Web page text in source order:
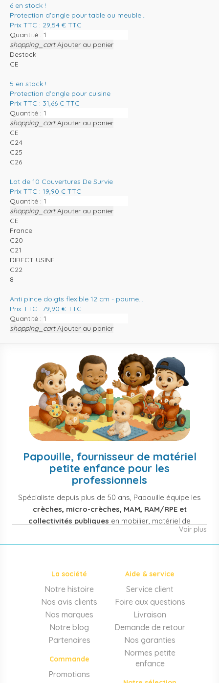
6 en stock !
Protection d'angle pour table ou meuble...
Prix TTC : 29,54 € TTC
Quantité :
shopping_cart Ajouter au panier
Destock
CE
5 en stock !
Protection d'angle pour cuisine
Prix TTC : 31,66 € TTC
Quantité :
shopping_cart Ajouter au panier
CE
C24
C25
C26
Lot de 10 Couvertures De Survie
Prix TTC : 19,90 € TTC
Quantité :
shopping_cart Ajouter au panier
CE
France
C20
C21
DIRECT USINE
C22
8
Anti pince doigts flexible 12 cm - paume...
Prix TTC : 79,90 € TTC
Quantité :
shopping_cart Ajouter au panier
Papouille, fournisseur de matériel
petite enfance pour les
professionnels
Spécialiste depuis plus de 50 ans, Papouille équipe les
crèches, micro-crèches, MAM, RAM/RPE et
collectivités publiques en mobilier, matériel de
puériculture, jouets et équipement pour structures
d'accueil de la petite enfance. Notre offre couvre
cabinets infirmiers).
Mobilier et équipement de crèche
Lits crèche en bois, couchettes empilables, meubles à
langer sur mesure en résine antibactérienne, tables et
chaises adaptées aux 0-6 ans, banc-vestiaire, barrières de
séparation. Tout le matériel pour aménager une structure
conforme aux normes PMI.
Matériel de puériculture professionnel
Voir plus
La société
Notre histoire
Nos avis clients
Nos marques
Notre blog
Partenaires
Commande
Promotions
Aide & service
Service client
Foire aux questions
Livraison
Demande de retour
Nos garanties
Normes petite
enfance